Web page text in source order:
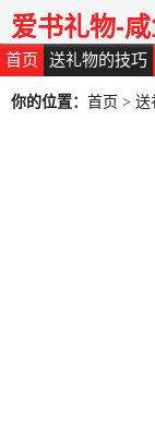
首页 送礼物的技巧
爱书礼物-
你的位置： 首页 > 送